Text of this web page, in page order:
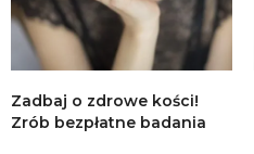
Zadbaj o zdrowe kości!
Zrób bezpłatne badania